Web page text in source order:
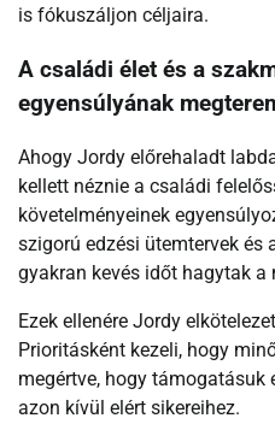
is fókuszáljon céljaira.
A családi élet és a
egyensúlyának
Ahogy Jordy előrehaladt
kellett néznie a családi
követelményeinek
szigorú edzési ütemtervek és
gyakran kevés időt hagytak a
Ezek ellenére Jordy
Prioritásként kezeli, hogy
megértve, hogy támogatásuk
azon kívül elért sikereihez.